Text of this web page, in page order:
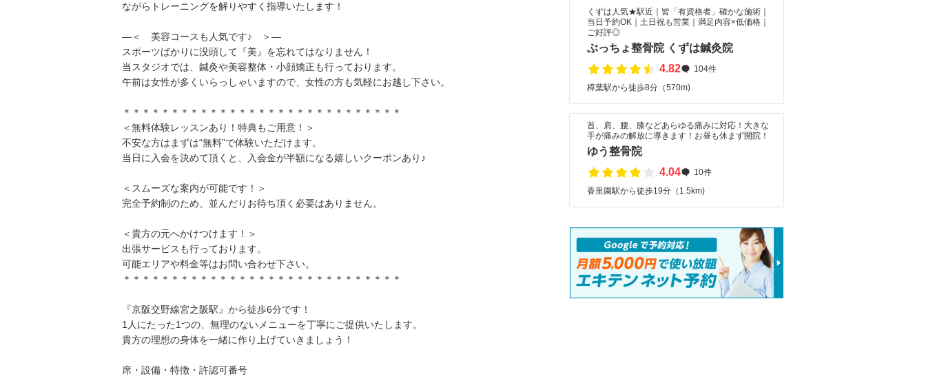
ながらトレーニングを解りやすく指導いたします！
—＜ 美容コースも人気です♪ ＞—
スポーツばかりに没頭して『美』を忘れてはなりません！
当スタジオでは、鍼灸や美容整体・小顔矯正も行っております。
午前は女性が多くいらっしゃいますので、女性の方も気軽にお越し下さい。
＊＊＊＊＊＊＊＊＊＊＊＊＊＊＊＊＊＊＊＊＊＊＊＊＊＊＊＊＊
＜無料体験レッスンあり！特典もご用意！＞
不安な方はまずは“無料”で体験いただけます。
当日に入会を決めて頂くと、入会金が半額になる嬉しいクーポンあり♪
＜スムーズな案内が可能です！＞
完全予約制のため、並んだりお待ち頂く必要はありません。
＜貴方の元へかけつけます！＞
出張サービスも行っております。
可能エリアや料金等はお問い合わせ下さい。
＊＊＊＊＊＊＊＊＊＊＊＊＊＊＊＊＊＊＊＊＊＊＊＊＊＊＊＊＊
『京阪交野線宮之阪駅』から徒歩6分です！
1人にたった1つの、無理のないメニューを丁寧にご提供いたします。
貴方の理想の身体を一緒に作り上げていきましょう！
席・設備・特徴・許認可番号
くずは人気★駅近｜皆「有資格者」確かな施術｜
当日予約OK｜土日祝も営業｜満足内容×低価格｜
ご好評◎
ぶっちょ整骨院 くずは鍼灸院
4.82
104件
樟葉駅から徒歩8分（570m)
首、肩、腰、膝などあらゆる痛みに対応！大きな
手が痛みの解放に導きます！お昼も休まず開院！
ゆう整骨院
4.04
10件
香里園駅から徒歩19分（1.5km)